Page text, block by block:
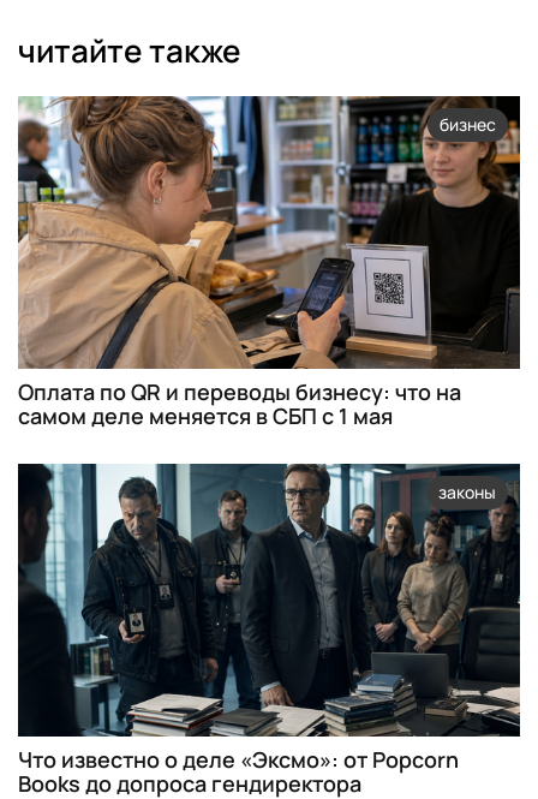
читайте также
бизнес
Оплата по QR и переводы бизнесу: что на
самом деле меняется в СБП с 1 мая
законы
Что известно о деле «Эксмо»: от Popcorn
Books до допроса гендиректора